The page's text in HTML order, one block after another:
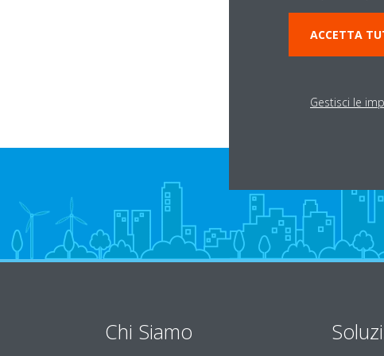
43124 PARMA
Chi Siamo
ACCETTA
Gestisci le